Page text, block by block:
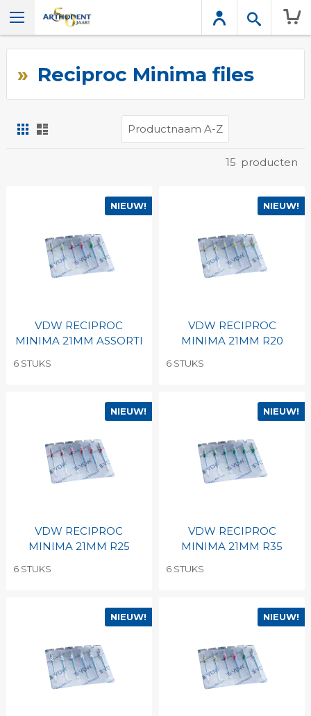
Reciproc Minima files
Foto-
tabel
15 producten
NIEUW!
VDW RECIPROC
MINIMA 21MM ASSORTI
6 STUKS
NIEUW!
VDW RECIPROC
MINIMA 21MM R20
6 STUKS
NIEUW!
VDW RECIPROC
MINIMA 21MM R25
6 STUKS
NIEUW!
VDW RECIPROC
MINIMA 21MM R35
6 STUKS
NIEUW! NIEUW!